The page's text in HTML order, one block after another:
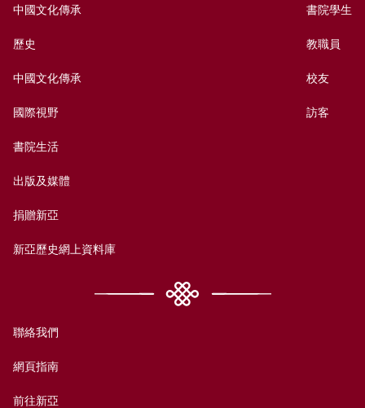
中國文化傳承
歷史
中國文化傳承
國際視野
書院生活
出版及媒體
捐贈新亞
新亞歷史網上資料庫
書院學生
教職員
校友
訪客
聯絡我們
網頁指南
前往新亞